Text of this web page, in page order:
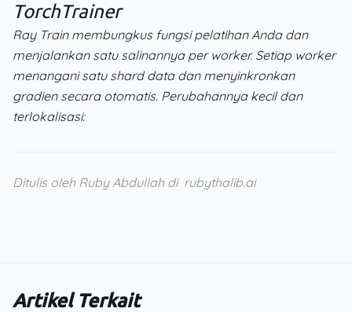
TorchTrainer
Ray Train membungkus fungsi pelatihan Anda dan
menjalankan satu salinannya per worker. Setiap worker
menangani satu shard data dan menyinkronkan
gradien secara otomatis. Perubahannya kecil dan
terlokalisasi:
Ditulis oleh Ruby Abdullah di rubythalib.ai
Artikel Terkait